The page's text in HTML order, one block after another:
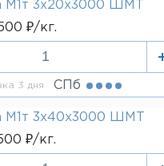
М1т 3х20х3000 ШМТ
₽/кг.
3 дня СПб
М1т 3х40х3000 ШМТ
₽/кг.